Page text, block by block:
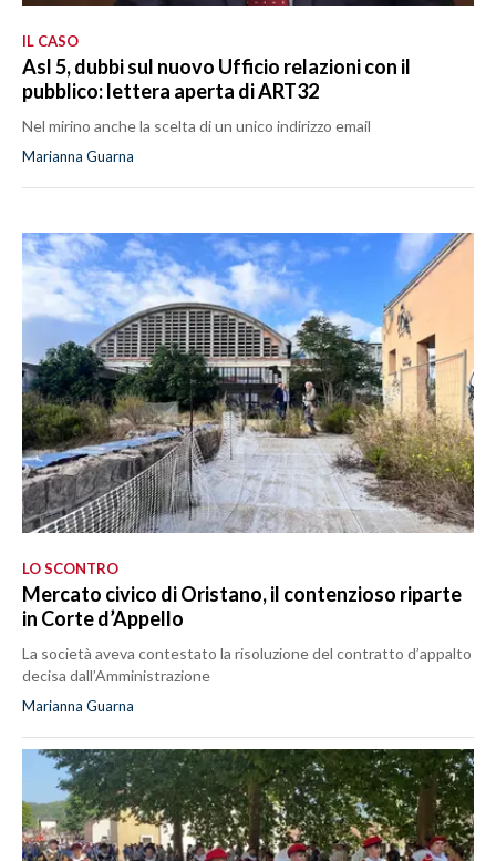
IL CASO
Asl 5, dubbi sul nuovo Ufficio relazioni con il
pubblico: lettera aperta di ART32
Nel mirino anche la scelta di un unico indirizzo email
Marianna Guarna
LO SCONTRO
Mercato civico di Oristano, il contenzioso riparte
in Corte d’Appello
La società aveva contestato la risoluzione del contratto d’appalto
decisa dall’Amministrazione
Marianna Guarna